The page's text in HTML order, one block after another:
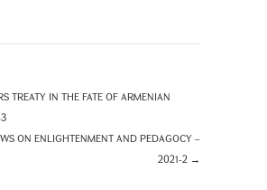
TREATY IN THE FATE OF ARMENIAN
ON ENLIGHTENMENT AND PEDAGOCY –
2021-2 →